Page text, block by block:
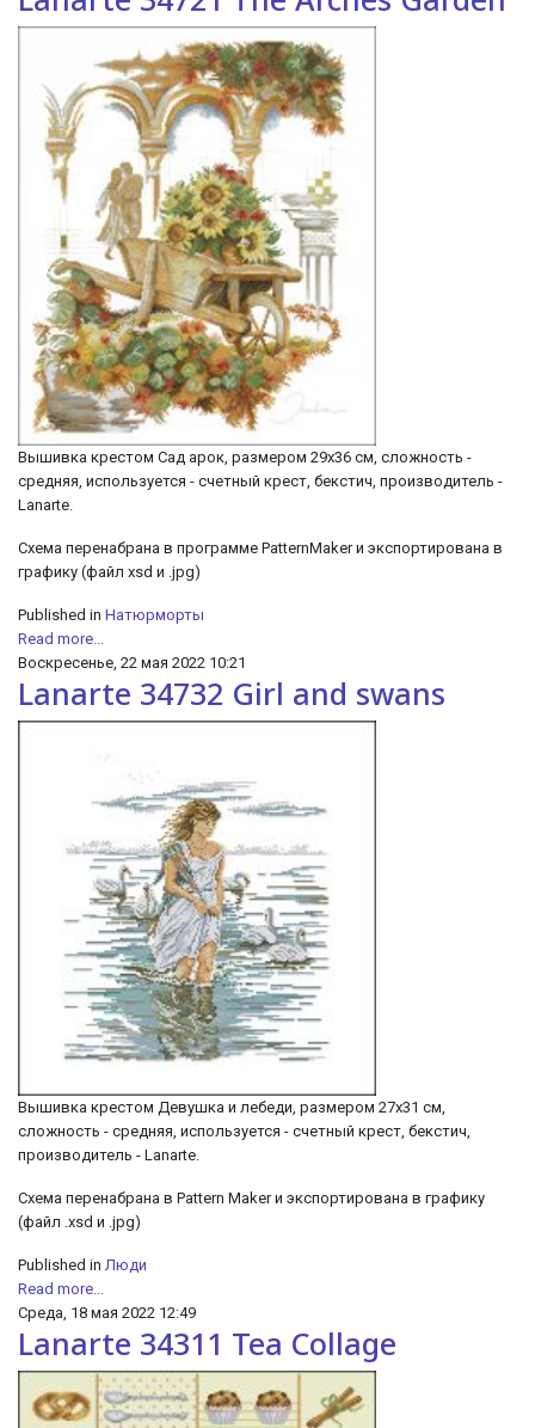
Вышивка крестом Сад арок, размером 29х36 см, сложность -
средняя, используется - счетный крест, бекстич, производитель -
Lanarte.
Схема перенабрана в программе PatternMaker и экспортирована в
графику (файл xsd и .jpg)
Published in Натюрморты
Read more...
Воскресенье, 22 мая 2022 10:21
Lanarte 34732 Girl and swans
Вышивка крестом Девушка и лебеди, размером 27х31 см,
сложность - средняя, используется - счетный крест, бекстич,
производитель - Lanarte.
Схема перенабрана в Рattern Мaker и экспортирована в графику
(файл .xsd и .jpg)
Published in Люди
Read more...
Среда, 18 мая 2022 12:49
Lanarte 34311 Tea Collage